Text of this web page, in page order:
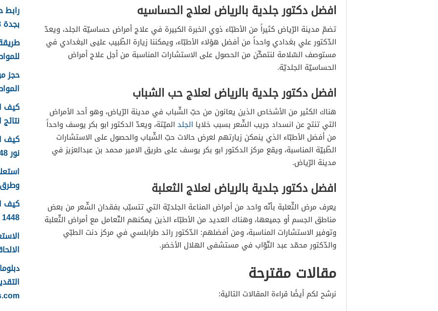
افضل دكتور جلدية بالرياض لعلاج الحساسيه
تضمّ مدينة الرّياض كثيراً من الأطبّاء ذوي الخبرة الكبيرة في علاج أمراض حساسيّة الجلد، ويعدّ
الدّكتور علي بغدادي واحداً من أفضل هؤلاء الأطبّاء، ويمكننا زيارة الطّبيب عليى البغدادي في
مستوصف السّلامة لنتمكّن من الحصول على الاستشارات المناسبة من أجل علاج أمراض
الحساسيّة الجلديّة.
افضل دكتور جلدية بالرياض لعلاج حب الشباب
هناك الكثير من الأشخاص الذين يعانون من حبّ الشّباب في مدينة الرّياض، وهو أحد الأمراض
التي تنتج عن انسداد جريب الشّعر بسبب خلايا الجلد الميّتة، ويعدّ الدكتور ابو بكر يوسف واحداً
من أفضل الأطبّاء الذي ينمكن زيارتهم لعرض حالات حبّ الشّباب والحصول على الاستشارات
الطّبيّة المناسبة، ويقع مركز الدكتور ابو بكر يوسف على طريق الامير محمد بن عبدالعزيز في
مدينة الرّياض.
افضل دكتور جلدية بالرياض لعلاج الثعلبة
يعرف مرض الثّعلبة بأنّه واحد من أمراض المناعة الجلديّة التي تتسبّب بفقدان الشّعر من بعض
مناطق الجسم أو جميعها، وهناك العديد من الأطبّاء الذين يمكنهم التّعامل مع أمراض الثّعلبة
وتوفير الاستشارات المناسبة، ومن أفضلهم: الدّكتور رائد طرابلسي في مركز دنت الطبّي
والدّكتور محمّد عبد التّوّاب في مستشفى الهلال الأخضر.
مقالات مقترحة
نرشح لكم أيضًا قراءة المقالات التالية:
بجدة 1448
كيف
نتائج
كيف
نور 1448
كيف
1448